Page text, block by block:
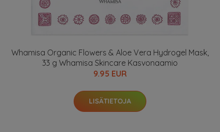
Whamisa Organic Flowers & Aloe Vera Hydrogel Mask,
33 g Whamisa Skincare Kasvonaamio
9.95 EUR
LISÄTIETOJA